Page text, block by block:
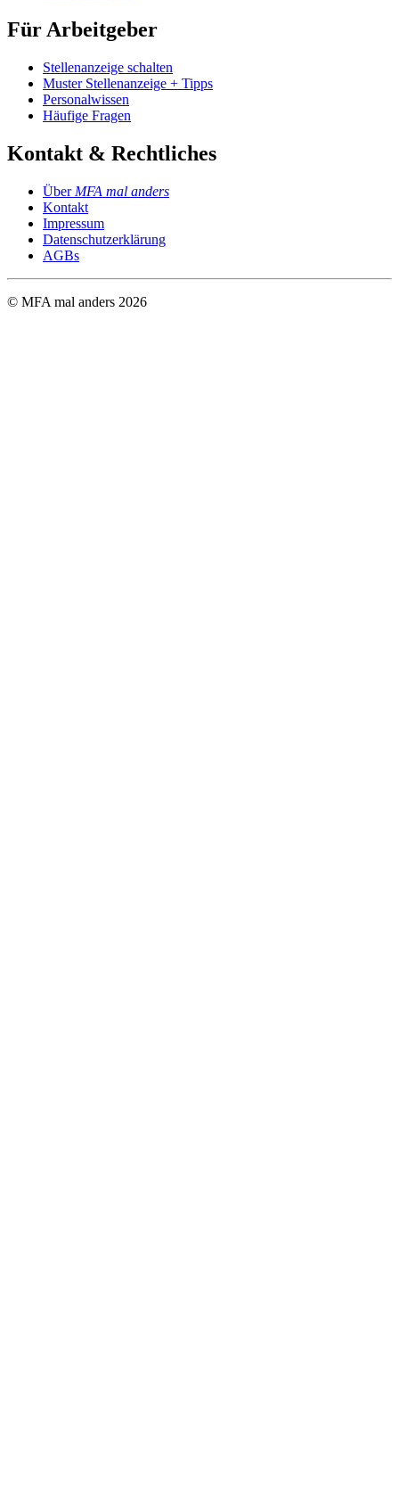
Für Arbeitgeber
Stellenanzeige schalten
Muster Stellenanzeige + Tipps
Personalwissen
Häufige Fragen
Kontakt & Rechtliches
Über MFA mal anders
Kontakt
Impressum
Datenschutzerklärung
AGBs
© MFA mal anders 2026